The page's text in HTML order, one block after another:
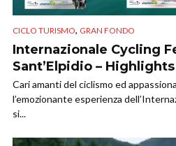
CICLO TURISMO, GRAN FONDO
Internazionale Cycling
Sant’Elpidio –
Cari amanti del ciclismo ed
l’emozionante esperienza
si...